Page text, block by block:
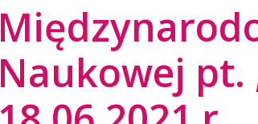
Naukowej pt.